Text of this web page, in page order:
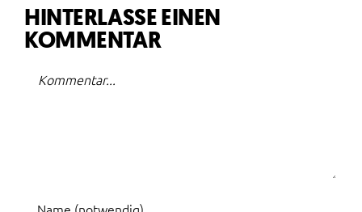
HINTERLASSE EINEN
KOMMENTAR